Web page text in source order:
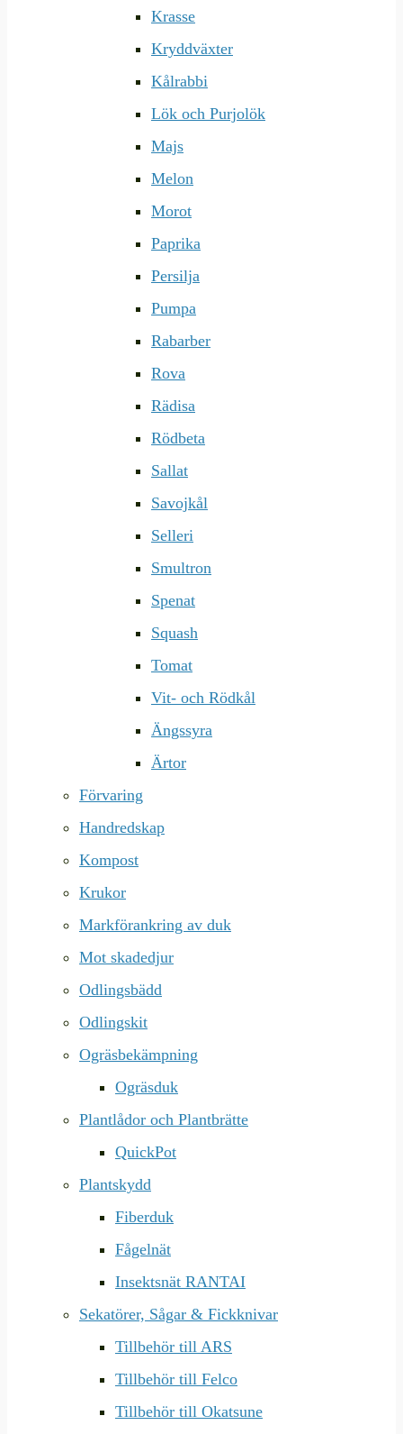
Krasse
Kryddväxter
Kålrabbi
Lök och Purjolök
Majs
Melon
Morot
Paprika
Persilja
Pumpa
Rabarber
Rova
Rädisa
Rödbeta
Sallat
Savojkål
Selleri
Smultron
Spenat
Squash
Tomat
Vit- och Rödkål
Ängssyra
Ärtor
Förvaring
Handredskap
Kompost
Krukor
Markförankring av duk
Mot skadedjur
Odlingsbädd
Odlingskit
Ogräsbekämpning
Ogräsduk
Plantlådor och Plantbrätte
QuickPot
Plantskydd
Fiberduk
Fågelnät
Insektsnät RANTAI
Sekatörer, Sågar & Fickknivar
Tillbehör till ARS
Tillbehör till Felco
Tillbehör till Okatsune